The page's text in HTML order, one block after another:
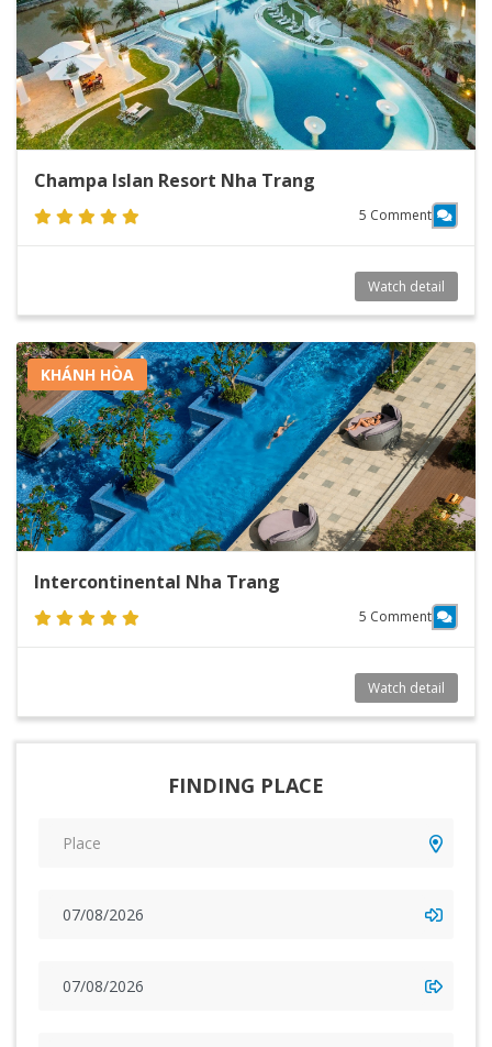
FINDING PLACE
Champa Islan Resort Nha Trang
5 Comment
Watch detail
KHÁNH HÒA
Intercontinental Nha Trang
5 Comment
Watch detail